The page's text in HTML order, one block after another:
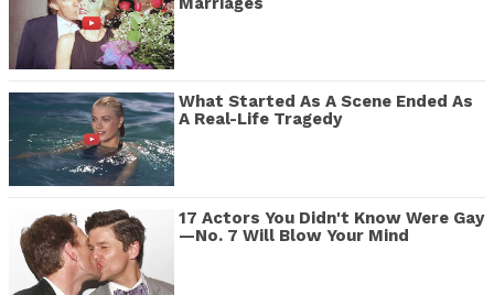
What Started As A Scene Ended As
A Real-Life Tragedy
17 Actors You Didn't Know Were Gay
—No. 7 Will Blow Your Mind